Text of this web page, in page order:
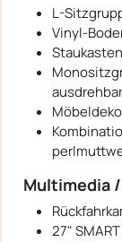
L-
Vinyl-
Multimedia
27"